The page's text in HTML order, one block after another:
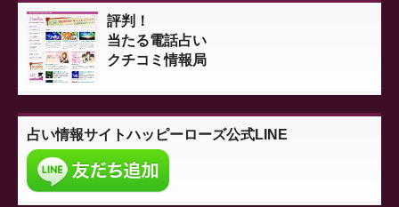
評判！
当たる電話占い
クチコミ情報局
占い情報サイトハッピーローズ公式LINE